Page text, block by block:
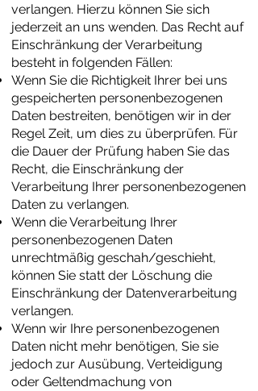
verlangen. Hierzu können Sie sich
jederzeit an uns wenden. Das Recht auf
Einschränkung der Verarbeitung
besteht in folgenden Fällen:
Wenn Sie die Richtigkeit Ihrer bei uns
gespeicherten personenbezogenen
Daten bestreiten, benötigen wir in der
Regel Zeit, um dies zu überprüfen. Für
die Dauer der Prüfung haben Sie das
Recht, die Einschränkung der
Verarbeitung Ihrer personenbezogenen
Daten zu verlangen.
Wenn die Verarbeitung Ihrer
personenbezogenen Daten
unrechtmäßig geschah/geschieht,
können Sie statt der Löschung die
Einschränkung der Datenverarbeitung
verlangen.
Wenn wir Ihre personenbezogenen
Daten nicht mehr benötigen, Sie sie
jedoch zur Ausübung, Verteidigung
oder Geltendmachung von